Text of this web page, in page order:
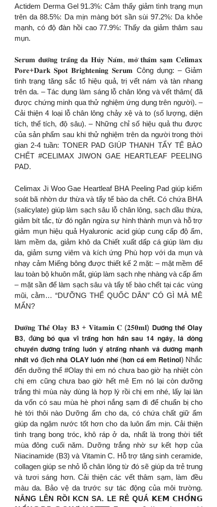
Actidem Derma Gel 91.3%: Cảm thấy giảm tình trạng mụn
trên da 88.5%: Da mịn màng bớt sần sùi 97.2%: Da khỏe
mạnh, có độ đàn hồi cao 77.9%: Thấy da giảm thâm sau
mụn.
𝐒𝐞𝐫𝐮𝐦 𝐝𝐮̛𝐨̛̃𝐧𝐠 𝐭𝐫𝐚̆́𝐧𝐠 𝐝𝐚 𝐇𝐮̉𝐲 𝐍𝐚́𝐦, 𝐦𝐨̛̀ 𝐭𝐡𝐚̂𝐦 𝐬𝐚̣𝐦 𝐂𝐞𝐥𝐢𝐦𝐚𝐱
𝐏𝐨𝐫𝐞+𝐃𝐚𝐫𝐤 𝐒𝐩𝐨𝐭 𝐁𝐫𝐢𝐠𝐡𝐭𝐞𝐧𝐢𝐧𝐠 𝐒𝐞𝐫𝐮𝐦 Công dụng: – Giảm
tình trạng tăng sắc tố hiệu quả, trị vết nám và tàn nhang
trên da. – Tác dụng làm sáng lỗ chân lông và vết thâm( đã
được chứng minh qua thử nghiệm ứng dụng trên người). –
Cải thiện 4 loại lỗ chân lông chảy xệ và to (số lượng, diện
tích, thể tích, độ sâu). – Những chỉ số hiệu quả thu được
của sản phẩm sau khi thử nghiệm trên da người trong thời
gian 2-4 tuần: TONER PAD GIÚP THANH TẨY TẾ BÀO
CHẾT #CELIMAX JIWON GAE HEARTLEAF PEELING
PAD.
Celimax Ji Woo Gae Heartleaf BHA Peeling Pad giúp kiểm
soát bã nhờn dư thừa và tẩy tế bào da chết. Có chứa BHA
(salicylate) giúp làm sạch sâu lỗ chân lông, sạch dầu thừa,
giảm bít tắc, từ đó ngăn ngừa sự hình thành mụn và hỗ trợ
giảm mụn hiệu quả Hyaluronic acid giúp cung cấp độ ẩm,
làm mềm da, giảm khô da Chiết xuất dấp cá giúp làm dịu
da, giảm sưng viêm và kích ứng Phù hợp với da mụn và
nhạy cảm Miếng bông được thiết kế 2 mặt: – mặt mềm để
lau toàn bộ khuôn mắt, giúp làm sạch nhẹ nhàng và cấp ẩm
– mặt sần để làm sạch sâu và tẩy tế bào chết tại các vùng
mũi, cằm… “DƯỠNG THỂ QUỐC DÂN” CÓ GÌ MÀ MÊ
MẨN?
𝐃𝐮̛𝐨̛̃𝐧𝐠 𝐓𝐡𝐞̂̉ 𝐎𝐥𝐚𝐲 𝐁𝟑 + 𝐕𝐢𝐭𝐚𝐦𝐢𝐧 𝐂 (𝟐𝟓𝟎𝐦𝐥) 𝗗𝘂̛𝗼̛̃𝗻𝗴 𝘁𝗵𝗲̂̉ 𝗢𝗹𝗮𝘆
𝗕𝟯, đ𝘂̛̀𝗻𝗴 𝗯𝗼̉ 𝗾𝘂𝗮 𝘃𝗶̀ 𝘁𝗿𝗮̆́𝗻𝗴 𝗵𝗼̛𝗻 𝗵𝗮̆̉𝗻 𝘀𝗮𝘂 𝟭𝟰 𝗻𝗴𝗮̀𝘆, 𝗹𝗮̀ 𝗱𝗼̀𝗻𝗴
𝗰𝗵𝘂𝘆𝗲̂𝗻 𝗱𝘂̛𝗼̛̃𝗻𝗴 𝘁𝗿𝗮̆́𝗻𝗴 𝗹𝘂𝗼̂𝗻 𝘆́ 𝗮̣𝘁𝗿𝗮̆́𝗻𝗴 𝗻𝗵𝗮𝗻𝗵 𝘃𝗮̀ 𝗱𝘂̛𝗼̛̃𝗻𝗴 𝗺𝗮̣𝗻𝗵
𝗻𝗵𝗮̂́𝘁 𝘃𝗼̂ đ𝗶̣𝗰𝗵 𝗻𝗵𝗮̀ 𝗢𝗟𝗔𝗬 𝗹𝘂𝗼̂𝗻 𝗻𝗵𝗲́ (𝗵𝗼̛𝗻 𝗰𝗮̉ 𝗲𝗺 𝗥𝗲𝘁𝗶𝗻𝗼𝗹) Nhắc
đến dưỡng thể #Olay thì em nó chưa bao giờ hạ nhiệt còn
chị em cũng chưa bao giờ hết mê Em nó lại còn dưỡng
trắng thì mùa này dùng là hợp lý rồi chị em nhé, lấy lại làn
da vốn có sau mùa hè phơi nắng sạm đi để chuẩn bị cho
hè tới thôi nào Dưỡng ẩm cho da, có chứa chất giữ ẩm
giúp da ngậm nước tốt hơn cho da luôn ẩm mịn. Cải thiện
tình trạng bong tróc, khô ráp ở da, nhất là trong thời tiết
mùa đông cuối năm. Dưỡng trắng nhờ sự kết hợp của
Niacinamide (B3) và Vitamin C. Hỗ trợ tăng sinh ceramide,
collagen giúp se nhỏ lỗ chân lông từ đó sẽ giúp da trẻ trung
và tươi sáng hơn. Cải thiện các vết thâm sạm, làm đều
màu da. Bảo vệ da trước sự tác động của môi trường.
NẮNG LÊN RỒI KCN SA. LE RẺ QUÁ 𝗞𝗘𝗠 𝗖𝗛𝗢̂́𝗡𝗚